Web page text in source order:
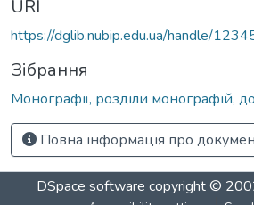
URI
https://dglib.nubip.edu.ua/handle/
Зібрання
Монографії, розділи монографій,
Повна інформація про
DSpace software copyright ©